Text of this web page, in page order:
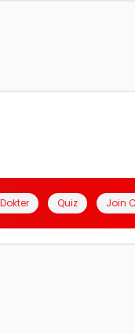
Quiz Join